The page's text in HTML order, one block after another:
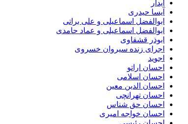
آیدار
آیسا حیدری
ابوالفضل اسماعیلی و علی براتی
ابوالفضل اسماعیلی و عماد حامدی
ابوذر قشقاوی
اجرای زنده سیروان خسروی
اجوید
احسان اراتو
احسان اسلامی
احسان الدین معین
احسان تهرانچی
احسان حق شناس
احسان خواجه امیری